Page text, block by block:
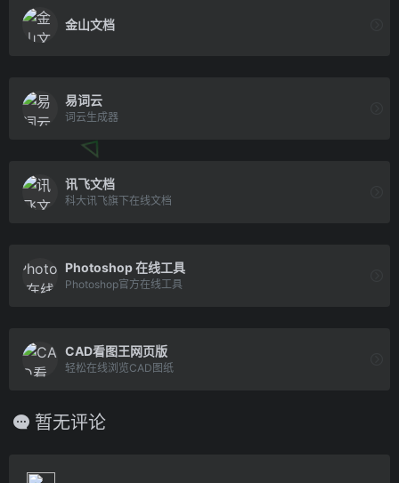
金山文档
易词云
词云生成器
讯飞文档
科大讯飞旗下在线文档
Photoshop 在线工具
Photoshop官方在线工具
CAD看图王网页版
轻松在线浏览CAD图纸
暂无评论